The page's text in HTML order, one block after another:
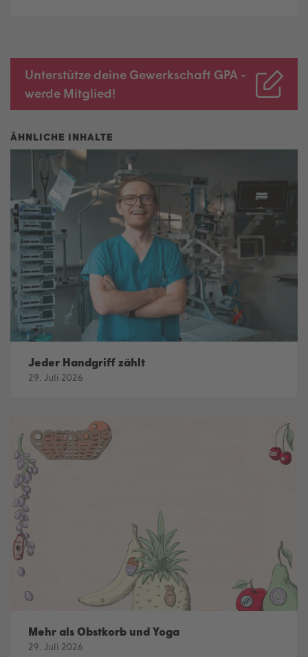
Unterstütze deine Gewerkschaft GPA -
werde Mitglied!
Jeder Handgriff zählt
29. Juli 2026
Mehr als Obstkorb und Yoga
29. Juli 2026